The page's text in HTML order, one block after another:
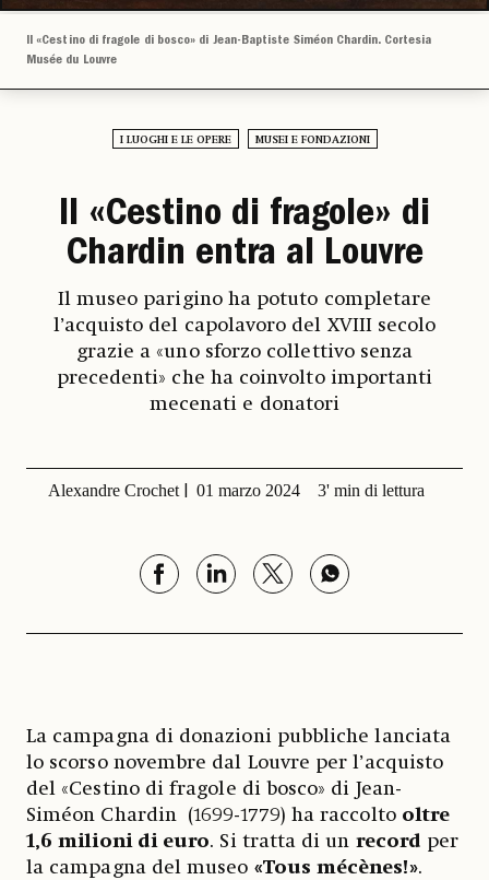
Il «Cestino di fragole di bosco» di Jean-Baptiste Siméon Chardin. Cortesia
Musée du Louvre
I LUOGHI E LE OPERE MUSEI E FONDAZIONI
Il «Cestino di fragole» di
Chardin entra al Louvre
Il museo parigino ha potuto completare
l’acquisto del capolavoro del XVIII secolo
grazie a «uno sforzo collettivo senza
precedenti» che ha coinvolto importanti
mecenati e donatori
Alexandre Crochet 01 marzo 2024 3' min di lettura
La campagna di donazioni pubbliche lanciata
lo scorso novembre dal Louvre per l’acquisto
del «Cestino di fragole di bosco» di Jean-
Siméon Chardin (1699-1779) ha raccoltooltre
1,6 milioni di euro. Si tratta di un record per
la campagna del museo «Tous mécènes!».